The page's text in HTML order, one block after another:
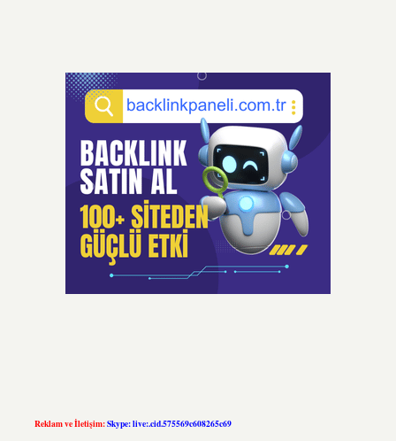
Reklam ve İletişim:Skype: live:.cid.575569c608265c69